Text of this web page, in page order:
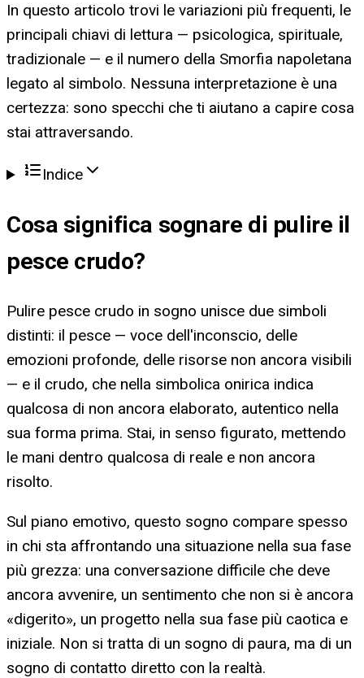
In questo articolo trovi le variazioni più frequenti, le
principali chiavi di lettura — psicologica, spirituale,
tradizionale — e il numero della Smorfia napoletana
legato al simbolo. Nessuna interpretazione è una
certezza: sono specchi che ti aiutano a capire cosa
stai attraversando.
Indice
Cosa significa sognare di pulire il
pesce crudo?
Pulire pesce crudo in sogno unisce due simboli
distinti: il pesce — voce dell'inconscio, delle
emozioni profonde, delle risorse non ancora visibili
— e il crudo, che nella simbolica onirica indica
qualcosa di non ancora elaborato, autentico nella
sua forma prima. Stai, in senso figurato, mettendo
le mani dentro qualcosa di reale e non ancora
risolto.
Sul piano emotivo, questo sogno compare spesso
in chi sta affrontando una situazione nella sua fase
più grezza: una conversazione difficile che deve
ancora avvenire, un sentimento che non si è ancora
«digerito», un progetto nella sua fase più caotica e
iniziale. Non si tratta di un sogno di paura, ma di un
sogno di contatto diretto con la realtà.